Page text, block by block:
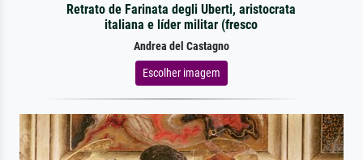
Retrato de Farinata degli Uberti, aristocrata
italiana e líder militar (fresco
Andrea del Castagno
Escolher imagem